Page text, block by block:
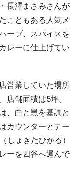
長澤まさみさんが
こともある人気メ
ーブ、スパイスを
レーに仕上げてい
営業していた場所
店舗面積は5坪。
、白と黒を基調と
カウンターとテー
しょきたひかる）
ーを四谷へ運んで